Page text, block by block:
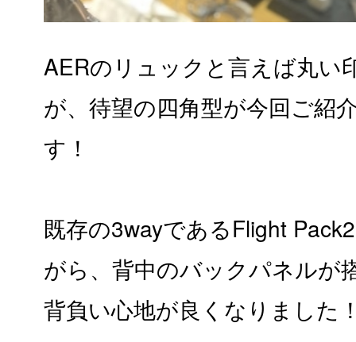
AERのリュックと言えば丸い
が、待望の四角型が今回ご紹
す！
既存の3wayであるFlight
がら、背中のバックパネルが
背負い心地が良くなりました